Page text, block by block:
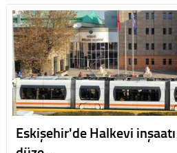
Eskişehir'de Halkevi